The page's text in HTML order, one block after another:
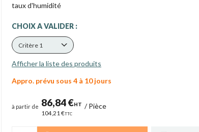
taux d'humidité
CHOIX A VALIDER :
Critère 1
Afficher la liste des produits
Appro. prévu sous 4 à 10 jours
à partir de 86,84 €HT
104,21 €TTC
/Pièce